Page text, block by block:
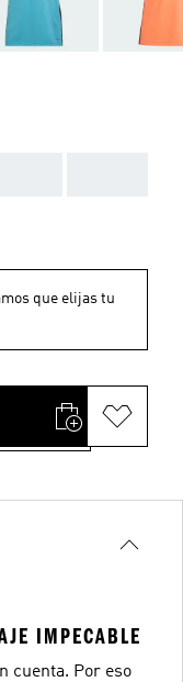
que elijas tu
IMPECABLE
cuenta. Por eso